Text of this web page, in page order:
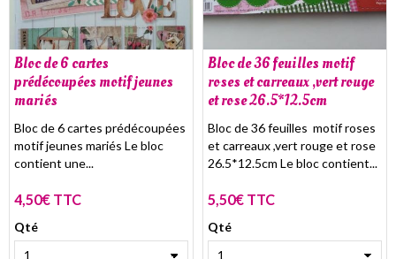
Bloc de 6 cartes
prédécoupées motif jeunes
mariés
Bloc de 6 cartes prédécoupées
motif jeunes mariés Le bloc
contient une...
4,50€ TTC
Qté
Bloc de 36 feuilles motif
roses et carreaux ,vert rouge
et rose 26.5*12.5cm
Bloc de 36 feuilles motif roses
et carreaux ,vert rouge et rose
26.5*12.5cm Le bloc contient...
5,50€ TTC
Qté